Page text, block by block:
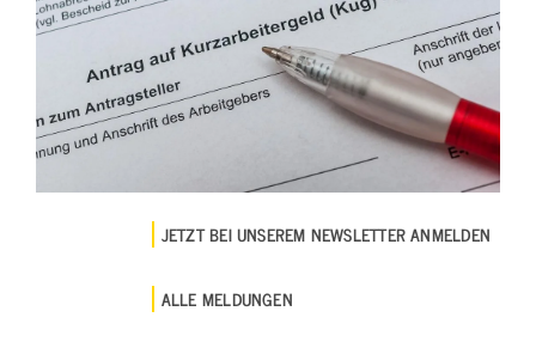
JETZT BEI UNSEREM NEWSLETTER ANMELDEN
ALLE MELDUNGEN